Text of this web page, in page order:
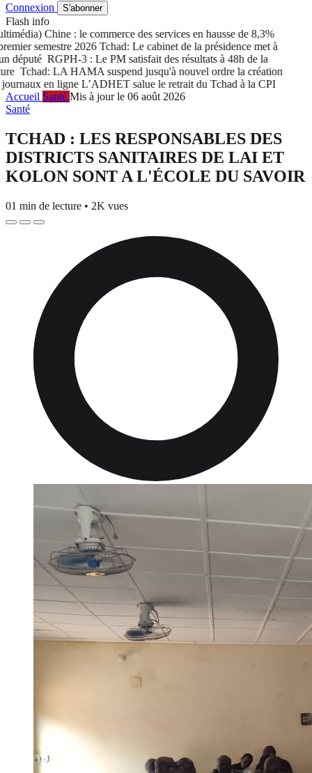
Connexion
S'abonner
Flash info
Chine : le commerce des services en hausse de 8,3%
semestre 2026Tchad: Le cabinet de la présidence met à
RGPH-3 : Le PM satisfait des résultats à 48h de la
Tchad: LA HAMA suspend jusqu'à nouvel ordre la création
en ligneL’ADHET salue le retrait du Tchad à la CPI
Accueil Santé Mis à jour le 06 août 2026
Santé
TCHAD : LES RESPONSABLES DES
DISTRICTS SANITAIRES DE LAI ET
KOLON SONT A L'ÉCOLE DU SAVOIR
01 min de lecture • 2K vues